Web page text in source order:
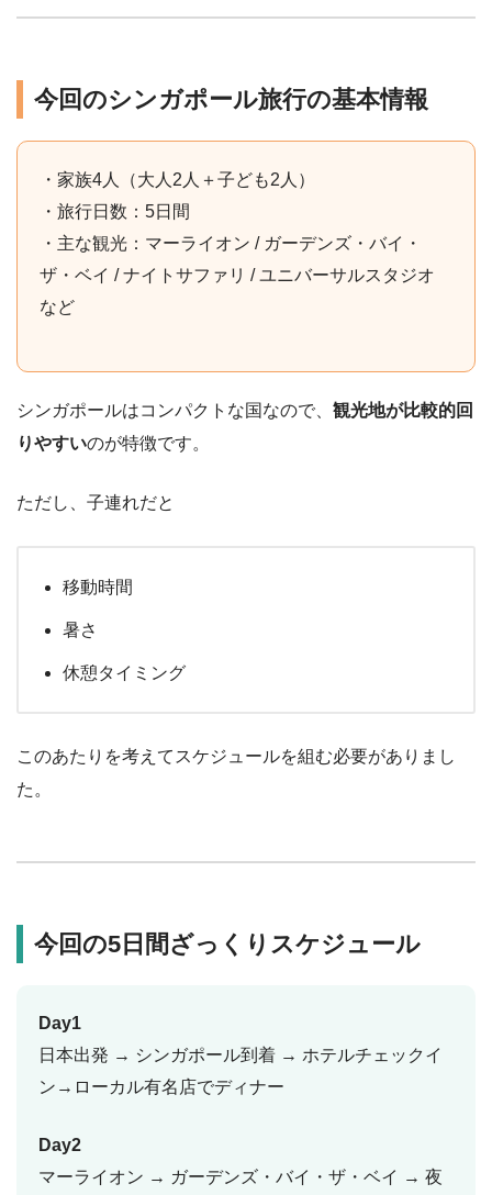
今回のシンガポール旅行の基本情報
・家族4人（大人2人＋子ども2人）
・旅行日数：5日間
・主な観光：マーライオン / ガーデンズ・バイ・
ザ・ベイ / ナイトサファリ / ユニバーサルスタジオ
など
シンガポールはコンパクトな国なので、 観光地が比較的回
りやすいのが特徴です。
ただし、子連れだと
移動時間
暑さ
休憩タイミング
このあたりを考えてスケジュールを組む必要がありまし
た。
今回の5日間ざっくりスケジュール
Day1
日本出発 → シンガポール到着 → ホテルチェックイ
ン→ローカル有名店でディナー
Day2
マーライオン → ガーデンズ・バイ・ザ・ベイ → 夜